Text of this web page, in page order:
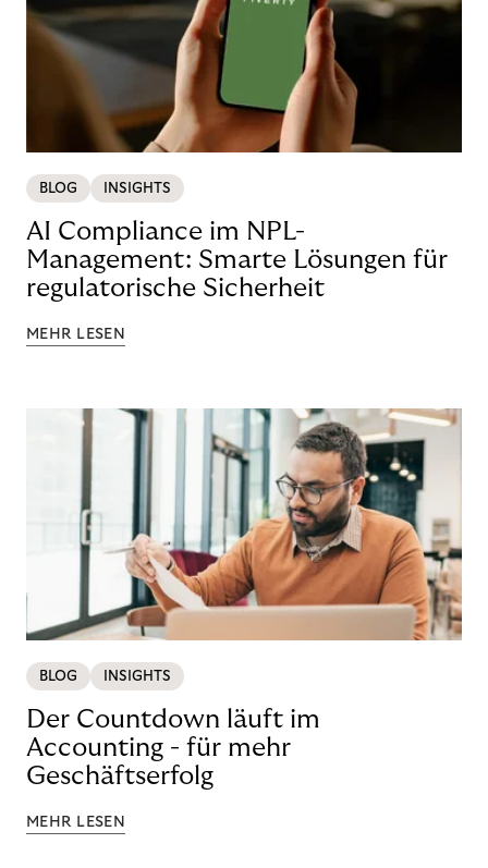
BLOG INSIGHTS
AI Compliance im NPL-
Management: Smarte Lösungen für
regulatorische Sicherheit
MEHR LESEN
BLOG INSIGHTS
Der Countdown läuft im
Accounting - für mehr
Geschäftserfolg
MEHR LESEN